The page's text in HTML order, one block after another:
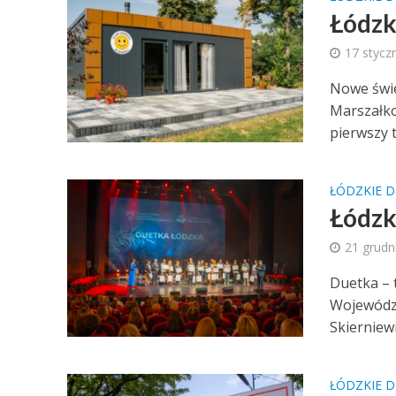
17
Nowe
pierwszy
ŁÓDZKIE
21
Duetka –
ŁÓDZKIE